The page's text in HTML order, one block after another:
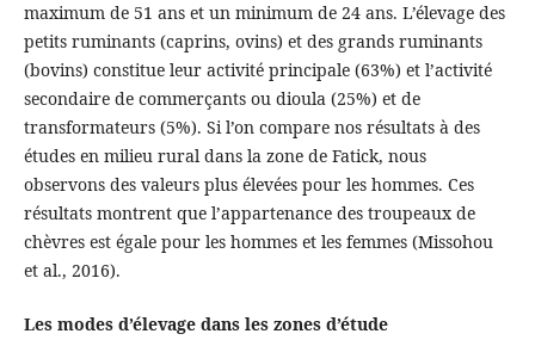
maximum de 51 ans et un minimum de 24 ans. L’élevage des
petits ruminants (caprins, ovins) et des grands ruminants
(bovins) constitue leur activité principale (63%) et l’activité
secondaire de commerçants ou dioula (25%) et de
transformateurs (5%). Si l’on compare nos résultats à des
études en milieu rural dans la zone de Fatick, nous
observons des valeurs plus élevées pour les hommes. Ces
résultats montrent que l’appartenance des troupeaux de
chèvres est égale pour les hommes et les femmes (Missohou
et al., 2016).
Les modes d’élevage dans les zones d’étude